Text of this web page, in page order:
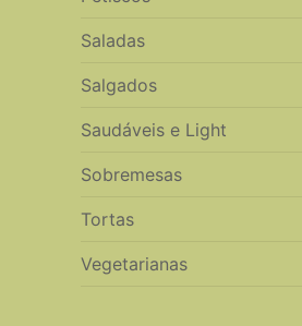
Saladas
Salgados
Saudáveis e Light
Sobremesas
Tortas
Vegetarianas